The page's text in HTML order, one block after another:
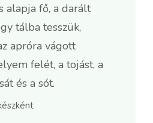
alapja fő, a darált
tálba tesszük,
apróra vágott
felét, a tojást, a
és a sót.